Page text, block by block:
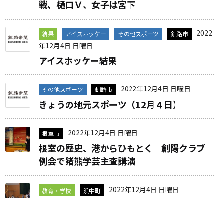
戦、樋口Ｖ、女子は宮下
結果 アイスホッケー その他スポーツ 釧路市
2022
年12月4日 日曜日
アイスホッケー結果
その他スポーツ 釧路市 2022年12月4日 日曜日
きょうの地元スポーツ（12月４日）
根室市 2022年12月4日 日曜日
根室の歴史、港からひもとく 創陽クラブ
例会で猪熊学芸主査講演
教育・学校 浜中町 2022年12月4日 日曜日